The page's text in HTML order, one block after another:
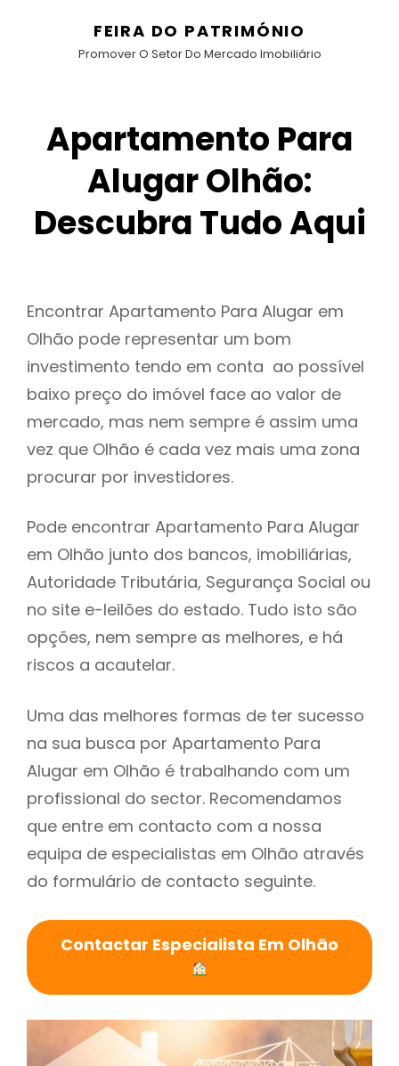
FEIRA DO PATRIMÓNIO
Promover O Setor Do Mercado Imobiliário
Apartamento Para
Alugar Olhão:
Descubra Tudo Aqui
Encontrar Apartamento Para Alugar em
Olhão pode representar um bom
investimento tendo em conta ao possível
baixo preço do imóvel face ao valor de
mercado, mas nem sempre é assim uma
vez que Olhão é cada vez mais uma zona
procurar por investidores.
Pode encontrar Apartamento Para Alugar
em Olhão junto dos bancos, imobiliárias,
Autoridade Tributária, Segurança Social ou
no site e-leilões do estado. Tudo isto são
opções, nem sempre as melhores, e há
riscos a acautelar.
Uma das melhores formas de ter sucesso
na sua busca por Apartamento Para
Alugar em Olhão é trabalhando com um
profissional do sector. Recomendamos
que entre em contacto com a nossa
equipa de especialistas em Olhão através
do formulário de contacto seguinte.
Contactar Especialista Em Olhão